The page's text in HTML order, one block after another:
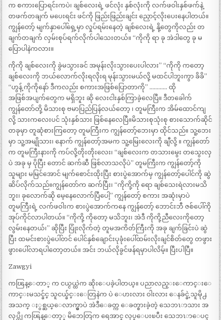
က စကားပြောရင်းကပဲ၊ ချစ်လေးရဲ့ ဖင်လုံး နှစ်လုံးကို လက်ဖဝါးနှစ်ဖက်နဲ့
တဖက်တချက် မပေးရင်း ဖင်ကို ဖြည်းဖြည်းချင်း ညှောင့်လိုးပေးနေပါတယ်။
ကျွန်တော့် မျက်နှာပေါ်ရှေ့မှာ လှုပ်ရမ်းနေတဲ့ ချစ်လေးရဲ့ နို့တွေကိုလည်း တ
ချက်တချက် လှမ်းစုပ်ရက်လိုက်ပါသေးတယ်။ “ကိုကို ရာ ခု အဲဒါတွေ ခု မ
ပြောပါနဲကလား။
ကိုကို ချစ်လေးကို ခွဲမသွားခင် အမုန်းလိုးသွားပေးပါလား” “ကိုကို ကတော့
ချစ်လေးကို ဘယ်လောက်လိုးရလိုးရ မုန်းသွားမယ်လို့ မထင်ပါဘူးကွာ ခိခိ”
“ဟွန့် ကိုကိုနော် ဒီကလည်း စကားအဖြစ်ပြောတာကို” ………… ထို
အဖြစ်အပျက်တွေက မရှိဘူး ဆို လေးငါးနှစ်ကြာခဲ့လေပြီ။ ဒီတခေါက်
ကျွန်တော်တို့ မိသားစု ဗမာပြည်ပြန်လယ်တော့ ၊ တူမကြီးက အိမ်ထောင်ကျ
လို့ သားကလေးပင် သုံးနှစ်သား ဖြစ်နေလေပြီ။မိသားစုသုံးစု စားသောက်ဆိုင်
တခုမှာ တူဆုံစားကြတော့ တူမကြီးက ကျွန်တော့်ဘေးမှာ ထိုင်သည်။ သူ့ဘေး
မှာ သူ့အမျိုသား၊ နောက် ကျွန်တော့်အမက သူ့မြေးလေးကို ချီလို့ ။ ကျွန်တော်
က တူမကြီးနားကို ကပ်လို့တိုးတိုးလေး၊ “ချစ်လေးက တသားမွေး တသွေးလှ
ပဲ အခု မှ ပိုပြီး တောင် ဆက်ဆီ ဖြစ်လာသလိုပဲ” တူမကြီးက ကျွန်တော့်ကို
သူများ မမြင်အောင် မျက်စောင်းထိုးပြီး စားပွဲအောက်မှ ကျွန်တော့်ပေါင်ကို ဆွဲ
ဆိပ်လိုက်သည်။ကျွန်တော်က ဆက်ပြီး၊ “ကိုကို့ကို ရော ချစ်သေးရဲလားမသိ
ဘူး၊ ခုလောက်ဆို မေ့နေလောက်ပြီပေါ့” ကျွန်တော့် စကား အဆုံးမှာပဲ
တူမကြီးရဲ့ လက်ဖဝါးက စားပွဲအောက်ကနေ ကျွန်တော့် ဘောင်းဘီ ဇစ်ပေါ်ကို
အုပ်ကိုင်လာပါတယ်။ “ကိုကို့ ကိုတော့ မသိဘူး၊ အဲဒီ ကိုကို့ညီလေးကိုတော့
လွမ်းနေတယ်၊” ဆိုပြီး ပြုံးလိုက်တဲ့ တူမအကိတ်ကြီးကို အခု ချက်ခြင်းပဲ ဆွဲ
ပြီး ထမင်းစားပွဲပေါ်တင် ပေါင်နှစ်ချောင်းပုခုံးပေါ်ထမ်းလိုးချင်စိတ်တွေ တဖွား
ဖွားပေါ်လာရပါတော့တယ်။ အင်း ဘယ်လိုခွင်ဖန်ရမှာပါလိမ့်။ ပြီးပါပြီ။
Zawgyi
ကၽြန္ေတာ္ က ငယ္ငယ္ထဲက ဆိုးေပခဲ့ပါတယ္။ ပညာလည္းေကာင္းေ
ကာင္းမသင္ခ်င္ သူငယ္ခ်င္းေတြနဲက ပဲ ေဟးလား ဝါးလား ေနခ်င္ခဲ့သူမို႕
အသက္ ႏွစ္ဆယ္ေလာက္မွာပဲ အဲဒီေခတ္က ေခတ္စားခဲ့တဲ့ သေဘၤာသား အ
လုပ္ကို ကၽြန္ေတာ့္ မိဘေတြက ရေအာင္ လုပ္ေပးၿပီး သေဘၤာေပၚ